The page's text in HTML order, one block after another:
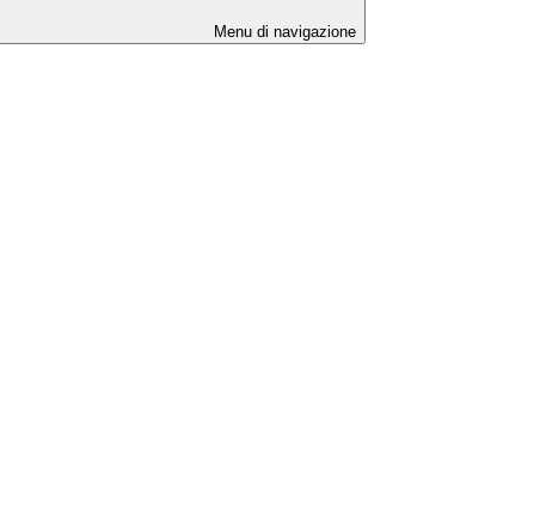
Menu di navigazione